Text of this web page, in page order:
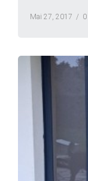
Mai 27, 2017 /